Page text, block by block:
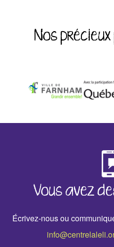
Nos
Vous avez
Écrivez-nous ou